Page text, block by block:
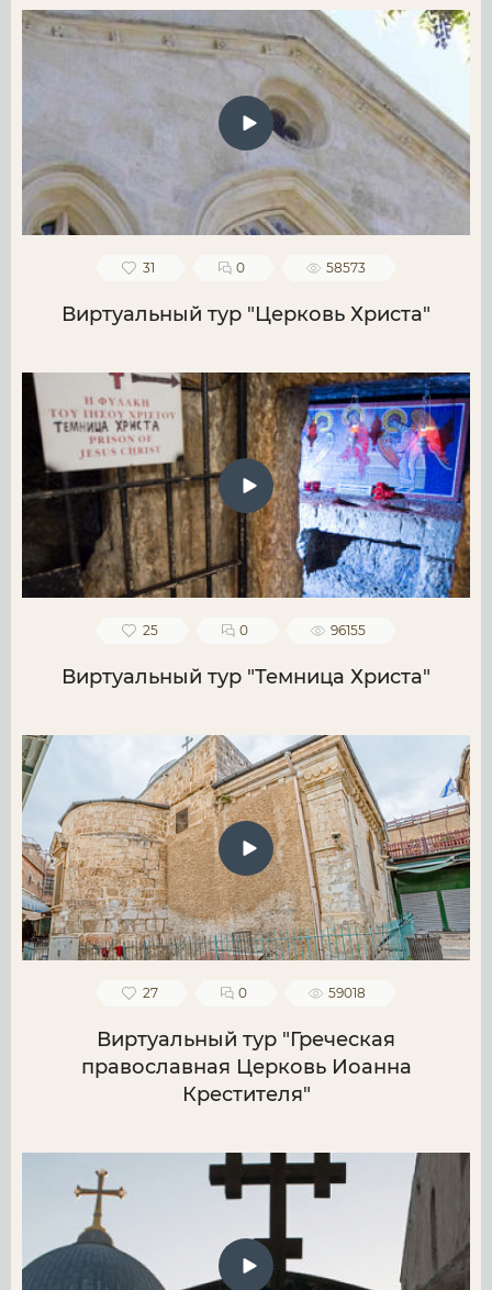
31 0 58573
Виртуальный тур "Церковь Христа"
25 0 96155
Виртуальный тур "Темница Христа"
27 0 59018
Виртуальный тур "Греческая
православная Церковь Иоанна
Крестителя"